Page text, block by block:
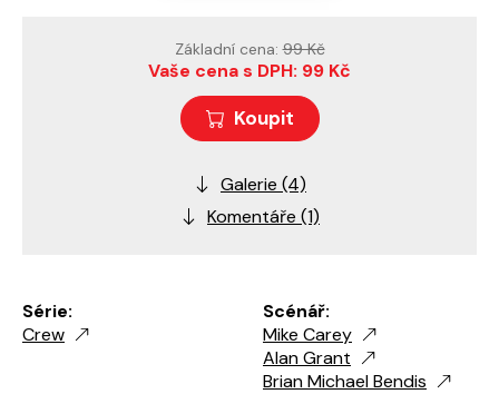
Série:
Crew
Scénář:
Mike Carey
Alan Grant
Brian Michael Bendis
Základní cena:99 Kč
Vaše cena s DPH: 99 Kč
Koupit
Galerie (4)
Komentáře (1)